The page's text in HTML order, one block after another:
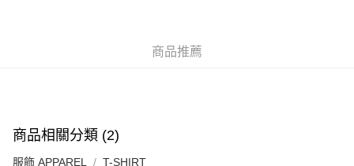
商品推薦
商品相關分類 (2)
服飾 APPAREL T-SHIRT